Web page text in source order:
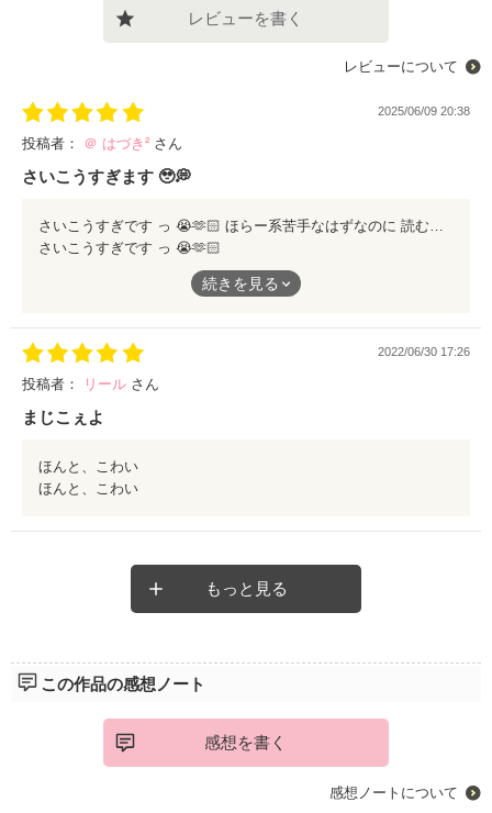
レビューを書く
レビューについて
2025/06/09 20:38
投稿者： ＠ はづき² さん
さいこうすぎます 🥹💭
さいこうすぎです っ 😭🫶🏻
ほらー系苦手なはずなのに
アプリ自体の恐ろしさに加えて、
人間の恐ろしさも感じれる作品で
ひっくり返りました っ ₍ᐢ.ˬ.ᐢ₎
読ませていただきます っ 🧸🫧
続きを見る
2022/06/30 17:26
投稿者： リール さん
まじこぇよ
ほんと、こわい
ほんと、こわい
もっと見る
この作品の感想ノート
感想を書く
感想ノートについて